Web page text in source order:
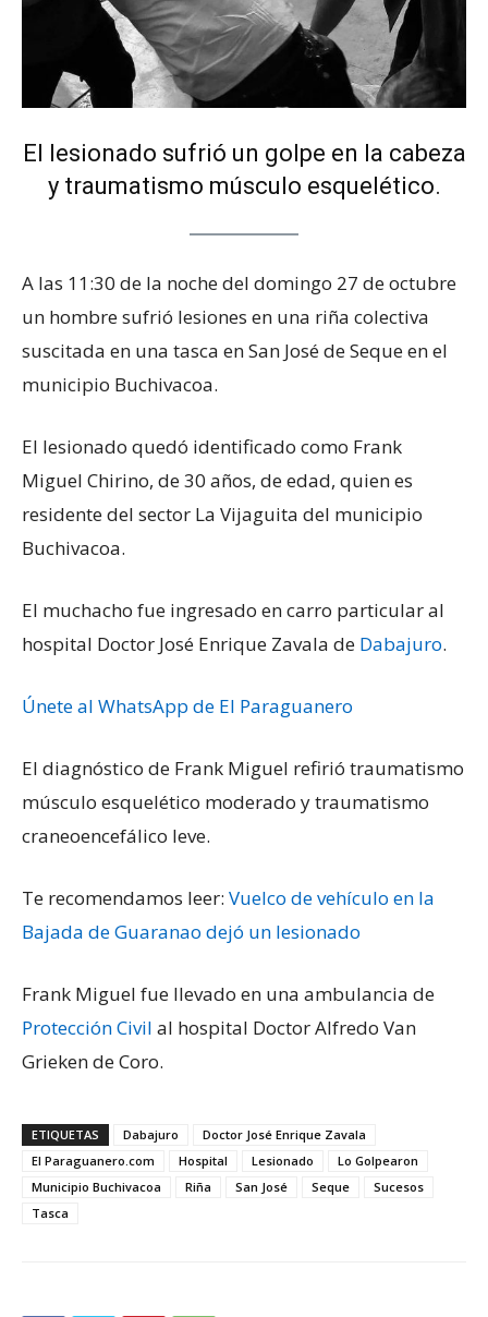
El lesionado sufrió un golpe en la cabeza
y traumatismo músculo esquelético.
A las 11:30 de la noche del domingo 27 de octubre
un hombre sufrió lesiones en una riña colectiva
suscitada en una tasca en San José de Seque en el
municipio Buchivacoa.
El lesionado quedó identificado como Frank
Miguel Chirino, de 30 años, de edad, quien es
residente del sector La Vijaguita del municipio
Buchivacoa.
El muchacho fue ingresado en carro particular al
hospital Doctor José Enrique Zavala de Dabajuro.
Únete al WhatsApp de El Paraguanero
El diagnóstico de Frank Miguel refirió traumatismo
músculo esquelético moderado y traumatismo
craneoencefálico leve.
Te recomendamos leer: Vuelco de vehículo en la
Bajada de Guaranao dejó un lesionado
Frank Miguel fue llevado en una ambulancia de
Protección Civil al hospital Doctor Alfredo Van
Grieken de Coro.
ETIQUETAS Dabajuro
Doctor José Enrique Zavala
El Paraguanero.com
Hospital Lesionado
Lo Golpearon
Municipio Buchivacoa
Riña San José Seque
Sucesos
Tasca